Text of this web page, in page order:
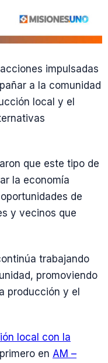
impulsadas
a la comunidad
local y el
que este tipo de
la economía
de
y vecinos que
trabajando
promoviendo
producción y el
local con la
en AM –